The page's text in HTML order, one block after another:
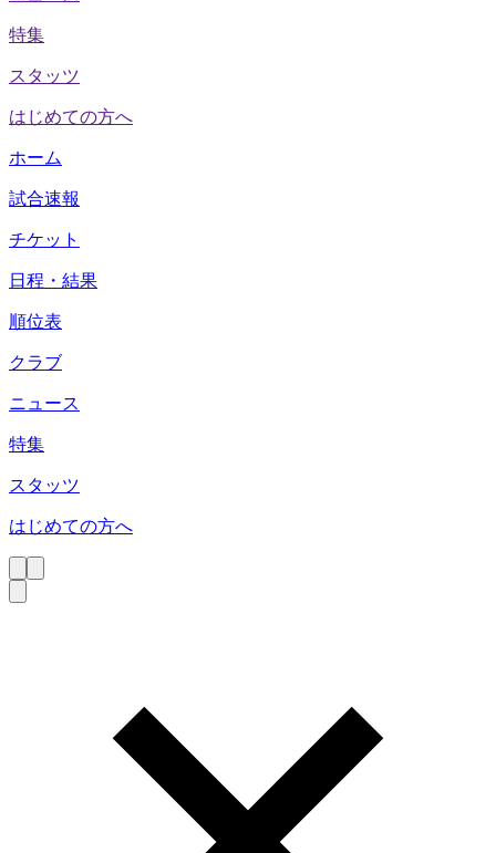
特集
スタッツ
はじめての方へ
ホーム
試合速報
チケット
日程・結果
順位表
クラブ
ニュース
特集
スタッツ
はじめての方へ